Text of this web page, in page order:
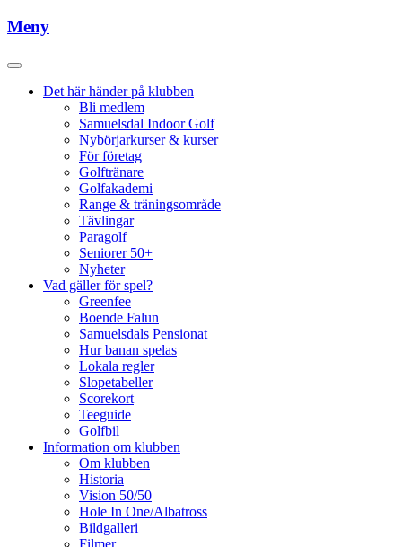
Meny
Det här händer på klubben
Bli medlem
Samuelsdal Indoor Golf
Nybörjarkurser & kurser
För företag
Golftränare
Golfakademi
Range & träningsområde
Tävlingar
Paragolf
Seniorer 50+
Nyheter
Vad gäller för spel?
Greenfee
Boende Falun
Samuelsdals Pensionat
Hur banan spelas
Lokala regler
Slopetabeller
Scorekort
Teeguide
Golfbil
Information om klubben
Om klubben
Historia
Vision 50/50
Hole In One/Albatross
Bildgalleri